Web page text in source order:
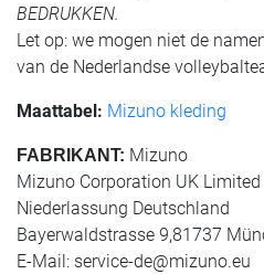
BEDRUKKEN.
Let op: we mogen niet de
van de Nederlandse
Maattabel: Mizuno kleding
FABRIKANT: Mizuno
Mizuno Corporation UK Limited
Niederlassung Deutschland
Bayerwaldstrasse 9,81737
E-Mail: service-de@mizuno.eu